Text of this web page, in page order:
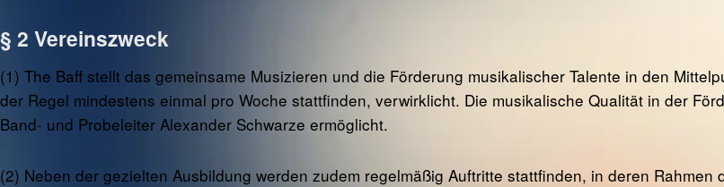
§ 2 Vereinszweck
(1) The Baff stellt das gemeinsame Musizieren und die Förderung musikalischer Talente in den
der Regel mindestens einmal pro Woche stattfinden, verwirklicht. Die musikalische Qualität in der
Band- und Probeleiter Alexander Schwarze ermöglicht.
(2) Neben der gezielten Ausbildung werden zudem regelmäßig Auftritte stattfinden, in deren